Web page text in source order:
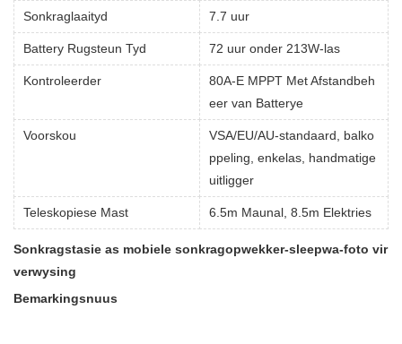
Sonkraglaaityd 7.7 uur
Battery Rugsteun Tyd 72 uur onder 213W-las
Kontroleerder
80A-E MPPT Met Afstandbeh
eer van Batterye
Voorskou
VSA/EU/AU-standaard, balko
ppeling, enkelas, handmatige
uitligger
Teleskopiese Mast 6.5m Maunal, 8.5m Elektries
Sonkragstasie as mobiele sonkragopwekker-sleepwa-foto vir
verwysing
Bemarkingsnuus